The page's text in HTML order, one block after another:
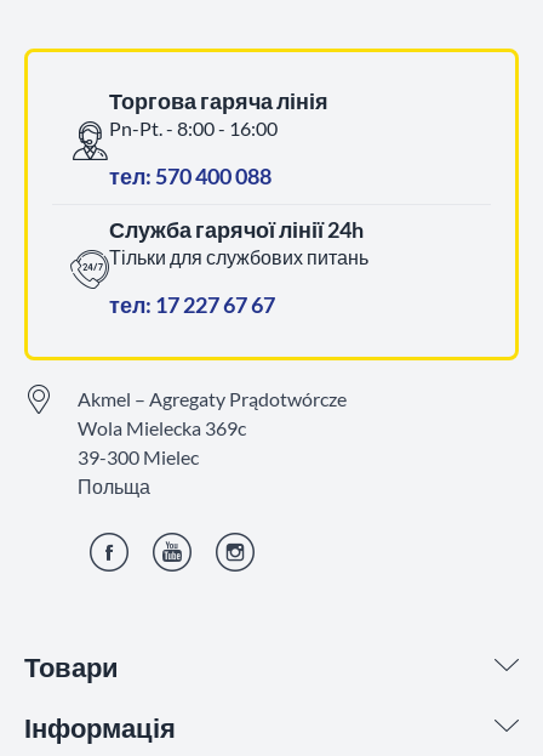
Товари
Інформація
Торгова гаряча лінія
Pn-Pt. - 8:00 - 16:00
тел: 570 400 088
Служба гарячої лінії 24h
Тільки для службових питань
тел: 17 227 67 67
Akmel – Agregaty Prądotwórcze
Wola Mielecka 369c
39-300 Mielec
Польща